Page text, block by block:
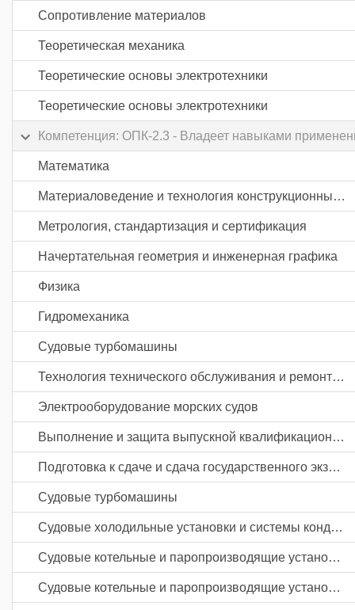
Сопротивление материалов
Теоретическая механика
Теоретические основы электротехники
Теоретические основы электротехники
Компетенция: ОПК-2.3 - Владеет навыками
Математика
Материаловедение и технология конструкционных материалов
Метрология, стандартизация и сертификация
Начертательная геометрия и инженерная графика
Физика
Гидромеханика
Судовые турбомашины
Технология технического обслуживания и ремонта судов
Электрооборудование морских судов
Выполнение и защита выпускной квалификационной работы
Подготовка к сдаче и сдача государственного экзамена
Судовые турбомашины
Судовые холодильные установки и системы кондиционирования воздуха
Судовые котельные и паропроизводящие установки
Судовые котельные и паропроизводящие установки